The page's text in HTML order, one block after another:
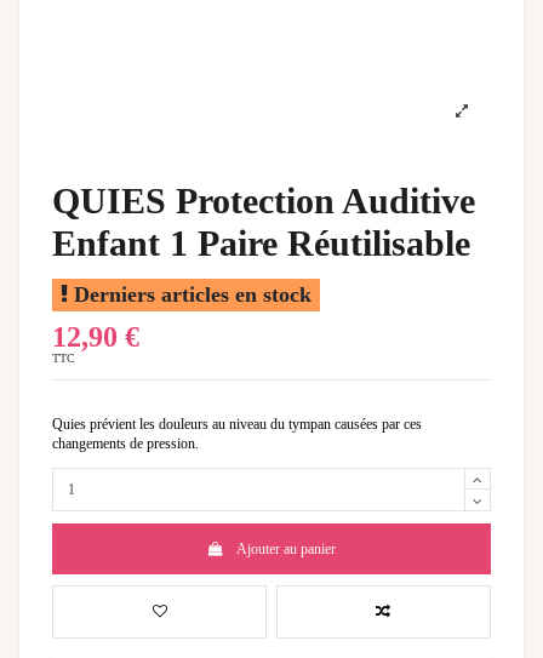
QUIES Protection Auditive
Enfant 1 Paire Réutilisable
Derniers articles en stock
12,90 €
TTC
Quies prévient les douleurs au niveau du tympan causées par ces
changements de pression.
Ajouter au panier